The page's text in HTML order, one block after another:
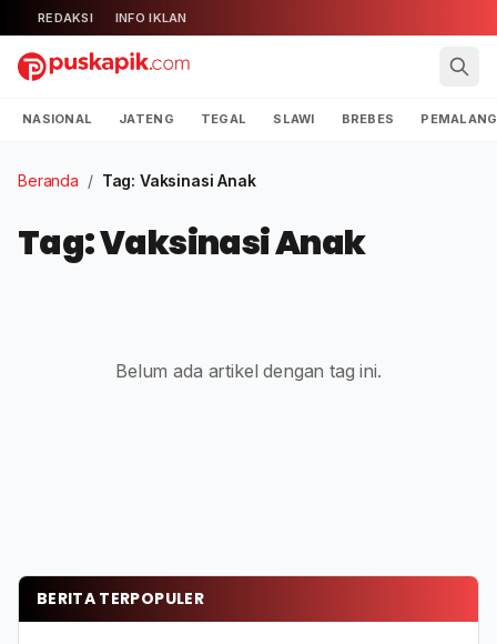
REDAKSI INFO IKLAN
NASIONAL JATENG TEGAL SLAWI BREBES PEMALANG
Beranda / Tag: Vaksinasi Anak
Tag: Vaksinasi Anak
Belum ada artikel dengan tag ini.
BERITA TERPOPULER